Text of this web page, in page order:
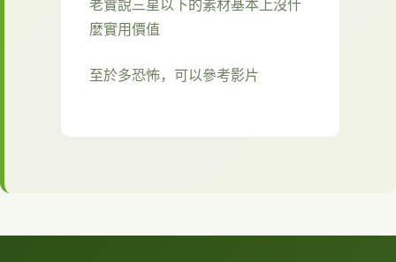
老實說三星以下的素材基本上沒什
麼實用價值
至於多恐怖，可以參考影片